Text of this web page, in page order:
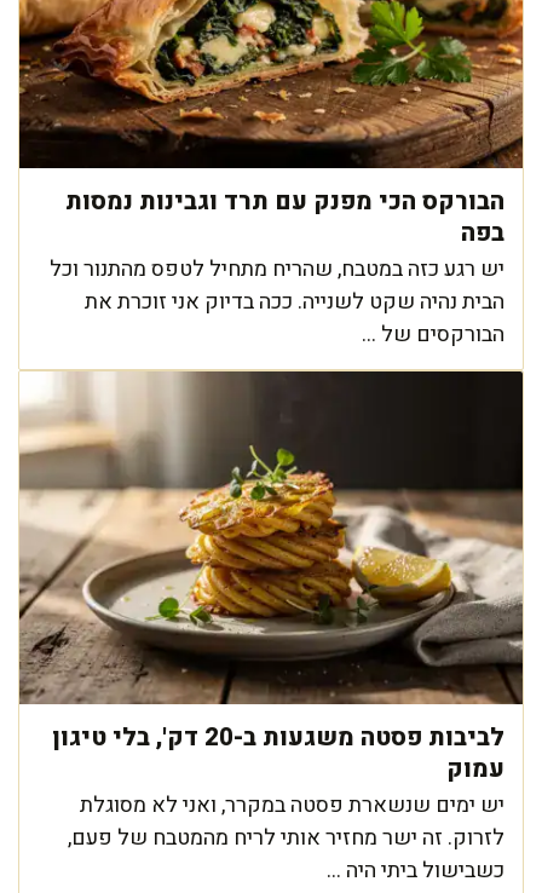
הבורקס הכי מפנק עם תרד וגבינות נמסות
בפה
יש רגע כזה במטבח, שהריח מתחיל לטפס מהתנור וכל
הבית נהיה שקט לשנייה. ככה בדיוק אני זוכרת את
הבורקסים של ...
לביבות פסטה משגעות ב-20 דק', בלי טיגון
עמוק
יש ימים שנשארת פסטה במקרר, ואני לא מסוגלת
לזרוק. זה ישר מחזיר אותי לריח מהמטבח של פעם,
כשבישול ביתי היה ...